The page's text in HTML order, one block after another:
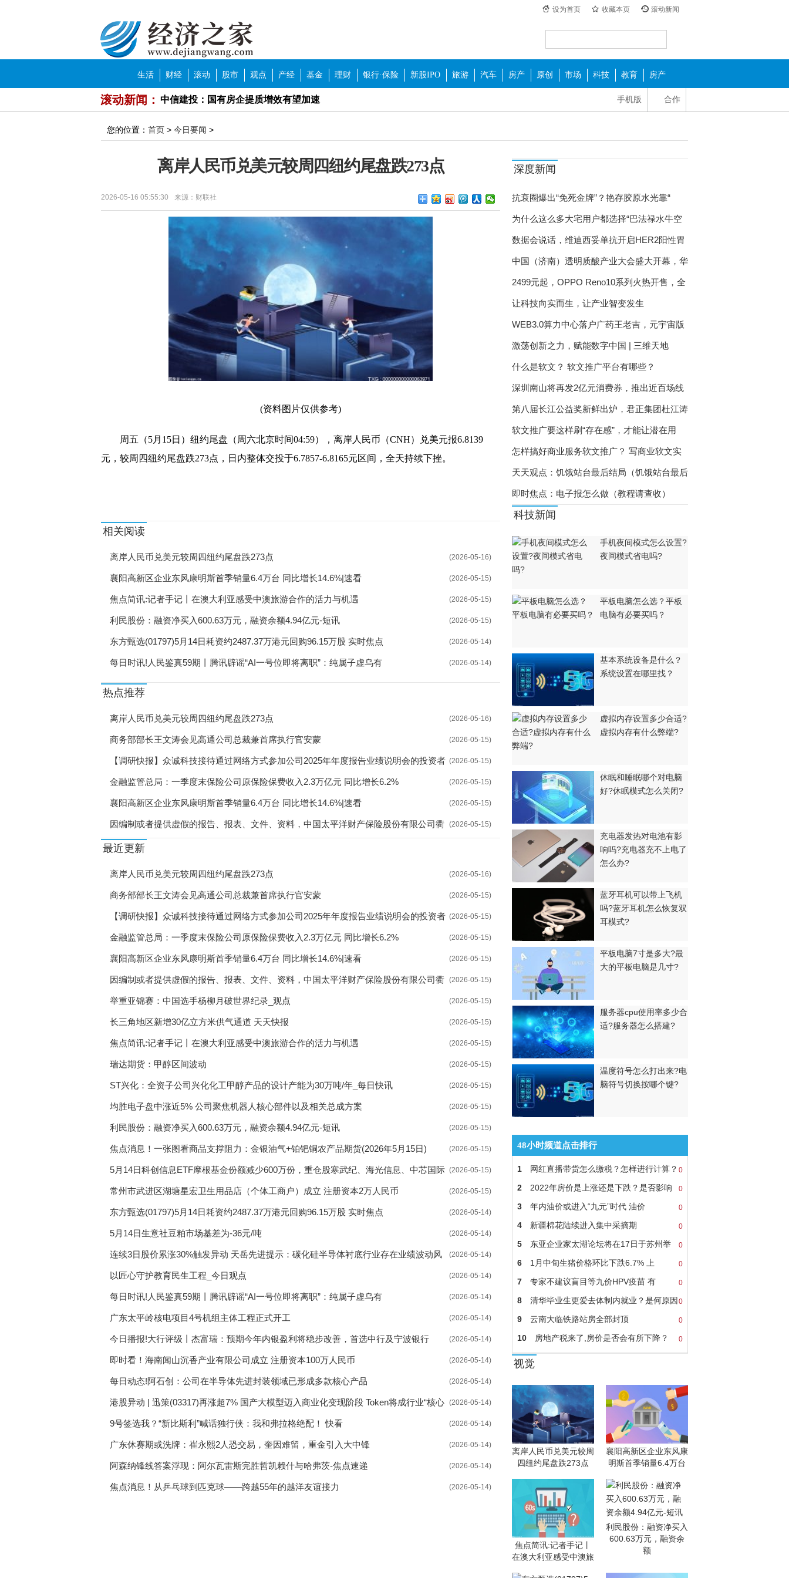
设为首页 收藏本页 滚动新闻
生活 财经 滚动 股市 观点 产经 基金 理财 银行·保险 新股IPO 旅游 汽车 房产 原创 市场 科技 教育 房产
滚动新闻：
中信建投：国有房企提质增效有望加速
方正证券：逢低关注国企改革概念股等板块
中泰证券：头部房企竞争格局优化
牙膏品牌花式打“功效宣传”擦边球 如何加强行业自律？
济南市中区就业形势持续保持稳定 举办线上线下招聘180场
近期猪肉价格出现明显上涨 北京对猪肉市场价格进行调控
婚俗改革试验区成效明显 涌现一些创新做法
肉鸡企业收入回暖 各地龙头企业有扩产计划
种植牙指导价落地 市场有望形成规模效应
药品网络销售监管新规今年施行 处方药实行实名制
当临期店不再“临期” 尾货竞争空间正在收缩
种植牙或告别“暴利时代” 规范口腔种植收费方式
6月新增人民币贷款2.81万亿元 信贷、社融大幅冲高
岳阳今年“腾编”1384个招才引贤 严格用编审批
山东齐河推出首批驿站式人才公寓 助力招才引智工作开展
“宁青驿站”·栖霞青年人才驿站开站 为高校青年搭建平台
《西安就业促进实施方案》出台 稳步推进失业保险扩围
陕西自然资源厅开展安全宣传咨询日活动 接受群众咨询178人
陕西林业局研究部署高质量推进项目建设 提高资金使用效率
直播带岗让工作触“屏”可及 沈阳促进招聘活动取得实效
18个新职业信息向社会公示 指导培训机构依据标准开展培训
宁波助力产业工人成长成才 探索整合各类公共服务资源
郑州暖心举措吸引高校毕业生就业 推动创新平台人才引进
东台助企纾困稳就业 多措并举服务企业引才用工
新疆发放稳岗返还资金 扩大失业保险保障范围
我国数字经济蓬勃发展 网络消费纠纷案件随之增长
消费者投诉：iBox链盒提现难
钢铁行业产量下降 行业高质量发展逐渐开启
生猪养殖板块有望迎来第二轮上涨 扩张速度放缓
合作
手机版
您的位置： 首页 > 今日要闻 >
离岸人民币兑美元较周四纽约尾盘跌273点
2026-05-16 05:55:30 来源：财联社
(资料图片仅供参考)
周五（5月15日）纽约尾盘（周六北京时间04:59），离岸人民币（CNH）兑美元报6.8139
元，较周四纽约尾盘跌273点，日内整体交投于6.7857-6.8165元区间，全天持续下挫。
相关阅读
(2026-05-16)
离岸人民币兑美元较周四纽约尾盘跌273点
(2026-05-15)
襄阳高新区企业东风康明斯首季销量6.4万台 同比增长14.6%|速看
(2026-05-15)
焦点简讯:记者手记丨在澳大利亚感受中澳旅游合作的活力与机遇
(2026-05-15)
利民股份：融资净买入600.63万元，融资余额4.94亿元-短讯
(2026-05-14)
东方甄选(01797)5月14日耗资约2487.37万港元回购96.15万股 实时焦点
(2026-05-14)
每日时讯!人民鉴真59期丨腾讯辟谣“AI一号位即将离职”：纯属子虚乌有
热点推荐
(2026-05-16)
离岸人民币兑美元较周四纽约尾盘跌273点
(2026-05-15)
商务部部长王文涛会见高通公司总裁兼首席执行官安蒙
(2026-05-15)
【调研快报】众诚科技接待通过网络方式参加公司2025年年度报告业绩说明会的投资者
调研-讯息
(2026-05-15)
金融监管总局：一季度末保险公司原保险保费收入2.3万亿元 同比增长6.2%
(2026-05-15)
襄阳高新区企业东风康明斯首季销量6.4万台 同比增长14.6%|速看
(2026-05-15)
因编制或者提供虚假的报告、报表、文件、资料，中国太平洋财产保险股份有限公司衢
州中心支公司被罚款人民币35万元
最近更新
(2026-05-16)
离岸人民币兑美元较周四纽约尾盘跌273点
(2026-05-15)
商务部部长王文涛会见高通公司总裁兼首席执行官安蒙
(2026-05-15)
【调研快报】众诚科技接待通过网络方式参加公司2025年年度报告业绩说明会的投资者
调研-讯息
(2026-05-15)
金融监管总局：一季度末保险公司原保险保费收入2.3万亿元 同比增长6.2%
(2026-05-15)
襄阳高新区企业东风康明斯首季销量6.4万台 同比增长14.6%|速看
(2026-05-15)
因编制或者提供虚假的报告、报表、文件、资料，中国太平洋财产保险股份有限公司衢
州中心支公司被罚款人民币35万元
(2026-05-15)
举重亚锦赛：中国选手杨柳月破世界纪录_观点
(2026-05-15)
长三角地区新增30亿立方米供气通道 天天快报
(2026-05-15)
焦点简讯:记者手记丨在澳大利亚感受中澳旅游合作的活力与机遇
(2026-05-15)
瑞达期货：甲醇区间波动
(2026-05-15)
ST兴化：全资子公司兴化化工甲醇产品的设计产能为30万吨/年_每日快讯
(2026-05-15)
均胜电子盘中涨近5% 公司聚焦机器人核心部件以及相关总成方案
(2026-05-15)
利民股份：融资净买入600.63万元，融资余额4.94亿元-短讯
(2026-05-15)
焦点消息！一张图看商品支撑阻力：金银油气+铂钯铜农产品期货(2026年5月15日)
(2026-05-15)
5月14日科创信息ETF摩根基金份额减少600万份，重仓股寒武纪、海光信息、中芯国际
(2026-05-15)
常州市武进区湖塘星宏卫生用品店（个体工商户）成立 注册资本2万人民币
(2026-05-14)
东方甄选(01797)5月14日耗资约2487.37万港元回购96.15万股 实时焦点
(2026-05-14)
5月14日生意社豆粕市场基差为-36元/吨
(2026-05-14)
连续3日股价累涨30%触发异动 天岳先进提示：碳化硅半导体衬底行业存在业绩波动风
险
(2026-05-14)
以匠心守护教育民生工程_今日观点
(2026-05-14)
每日时讯!人民鉴真59期丨腾讯辟谣“AI一号位即将离职”：纯属子虚乌有
(2026-05-14)
广东太平岭核电项目4号机组主体工程正式开工
(2026-05-14)
今日播报!大行评级丨杰富瑞：预期今年内银盈利将稳步改善，首选中行及宁波银行
(2026-05-14)
即时看！海南闻山沉香产业有限公司成立 注册资本100万人民币
(2026-05-14)
每日动态!阿石创：公司在半导体先进封装领域已形成多款核心产品
(2026-05-14)
港股异动 | 迅策(03317)再涨超7% 国产大模型迈入商业化变现阶段 Token将成行业“核心
商品” 每日视讯
(2026-05-14)
9号签选我？“新比斯利”喊话独行侠：我和弗拉格绝配！ 快看
(2026-05-14)
广东休赛期或洗牌：崔永熙2人恐交易，奎因难留，重金引入大中锋
(2026-05-14)
阿森纳锋线答案浮现：阿尔瓦雷斯完胜哲凯赖什与哈弗茨-焦点速递
(2026-05-14)
焦点消息！从乒乓球到匹克球——跨越55年的越洋友谊接力
深度新闻
抗衰圈爆出“免死金牌”？艳存胶原水光靠“
为什么这么多大宅用户都选择“巴法禄水牛空
数据会说话，维迪西妥单抗开启HER2阳性胃
癌
中国（济南）透明质酸产业大会盛大开幕，华
2499元起，OPPO Reno10系列火热开售，全
系
让科技向实而生，让产业智变发生
WEB3.0算力中心落户广药王老吉，元宇宙版
图
激荡创新之力，赋能数字中国 | 三维天地
什么是软文？ 软文推广平台有哪些？
深圳南山将再发2亿元消费券，推出近百场线
第八届长江公益奖新鲜出炉，君正集团杜江涛
软文推广要这样刷“存在感”，才能让潜在用
怎样搞好商业服务软文推广？ 写商业软文实
天天观点：饥饿站台最后结局（饥饿站台最后
即时焦点：电子报怎么做（教程请查收）
科技新闻
手机夜间模式怎么设置?
夜间模式省电吗?
平板电脑怎么选？平板
电脑有必要买吗？
基本系统设备是什么？
系统设置在哪里找？
虚拟内存设置多少合适?
虚拟内存有什么弊端?
休眠和睡眠哪个对电脑
好?休眠模式怎么关闭?
充电器发热对电池有影
响吗?充电器充不上电了
怎么办?
蓝牙耳机可以带上飞机
吗?蓝牙耳机怎么恢复双
耳模式?
平板电脑7寸是多大?最
大的平板电脑是几寸?
服务器cpu使用率多少合
适?服务器怎么搭建?
温度符号怎么打出来?电
脑符号切换按哪个键?
48小时频道点击排行
0
1 网红直播带货怎么缴税？怎样进行计算？
0
2
2022年房价是上涨还是下跌？是否影响
金
0
3 年内油价或进入“九元”时代 油价
0
4 新疆棉花陆续进入集中采摘期
0
5
东亚企业家太湖论坛将在17日于苏州举
办
0
6 1月中旬生猪价格环比下跌6.7% 上
0
7 专家不建议盲目等九价HPV疫苗 有
0
8 清华毕业生更爱去体制内就业？是何原因
0
9 云南大临铁路站房全部封顶
0
10 房地产税来了,房价是否会有所下降？
视觉
离岸人民币兑美元较周
四纽约尾盘跌273点
襄阳高新区企业东风康
明斯首季销量6.4万台
焦点简讯:记者手记丨
在澳大利亚感受中澳旅
利民股份：融资净买入
600.63万元，融资余
额